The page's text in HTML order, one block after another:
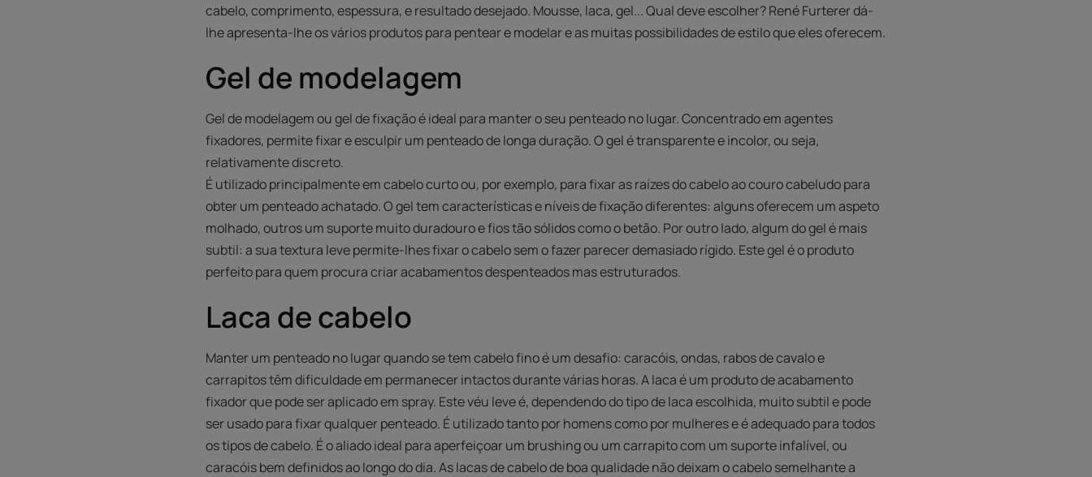
cabelo, comprimento, espessura, e resultado desejado. Mousse, laca, gel... Qual deve escolher? René Furterer dá-
lhe apresenta-lhe os vários produtos para pentear e modelar e as muitas possibilidades de estilo que eles oferecem.
Gel de modelagem
Gel de modelagem ou gel de fixação é ideal para manter o seu penteado no lugar. Concentrado em agentes
fixadores, permite fixar e esculpir um penteado de longa duração. O gel é transparente e incolor, ou seja,
relativamente discreto.
É utilizado principalmente em cabelo curto ou, por exemplo, para fixar as raízes do cabelo ao couro cabeludo para
obter um penteado achatado. O gel tem características e níveis de fixação diferentes: alguns oferecem um aspeto
molhado, outros um suporte muito duradouro e fios tão sólidos como o betão. Por outro lado, algum do gel é mais
subtil: a sua textura leve permite-lhes fixar o cabelo sem o fazer parecer demasiado rígido. Este gel é o produto
perfeito para quem procura criar acabamentos despenteados mas estruturados.
Laca de cabelo
Manter um penteado no lugar quando se tem cabelo fino é um desafio: caracóis, ondas, rabos de cavalo e
carrapitos têm dificuldade em permanecer intactos durante várias horas. A laca é um produto de acabamento
fixador que pode ser aplicado em spray. Este véu leve é, dependendo do tipo de laca escolhida, muito subtil e pode
ser usado para fixar qualquer penteado. É utilizado tanto por homens como por mulheres e é adequado para todos
os tipos de cabelo. É o aliado ideal para aperfeiçoar um brushing ou um carrapito com um suporte infalível, ou
caracóis bem definidos ao longo do dia. As lacas de cabelo de boa qualidade não deixam o cabelo semelhante a